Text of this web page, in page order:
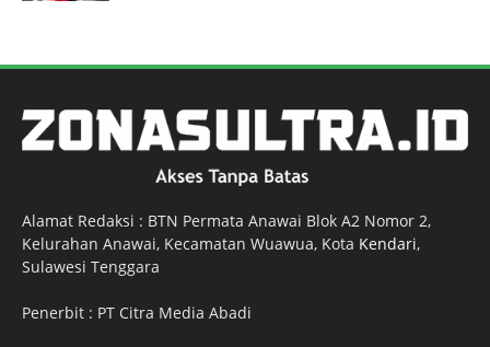
Alamat Redaksi : BTN Permata Anawai Blok A2 Nomor 2,
Kelurahan Anawai, Kecamatan Wuawua, Kota Kendari,
Sulawesi Tenggara
Penerbit : PT Citra Media Abadi